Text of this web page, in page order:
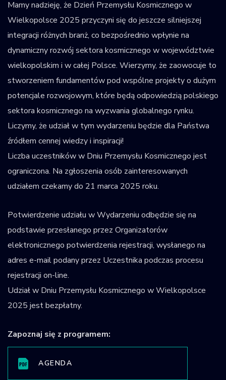
Mamy nadzieję, że Dzień Przemysłu Kosmicznego w
Wielkopolsce 2025 przyczyni się do jeszcze silniejszej
integracji różnych branż, co bezpośrednio wpłynie na
dynamiczny rozwój sektora kosmicznego w województwie
wielkopolskim i w całej Polsce. Wierzymy, że zaowocuje to
stworzeniem fundamentów pod wspólne projekty o dużym
potencjale rozwojowym, które będą odpowiedzią polskiego
sektora kosmicznego na wyzwania globalnego rynku.
Liczymy, że udział w tym wydarzeniu będzie dla Państwa
źródłem cennej wiedzy i inspiracji!
Liczba uczestników w Dniu Przemysłu Kosmicznego jest
ograniczona. Na zgłoszenia osób zainteresowanych
udziałem czekamy do 21 marca 2025 roku.
Potwierdzenie udziału w Wydarzeniu odbędzie się na
podstawie przesłanego przez Organizatorów
elektronicznego potwierdzenia rejestracji, wysłanego na
adres e-mail podany przez Uczestnika podczas procesu
rejestracji on-line.
Udział w Dniu Przemysłu Kosmicznego w Wielkopolsce
2025 jest bezpłatny.
Zapoznaj się z programem:
AGENDA